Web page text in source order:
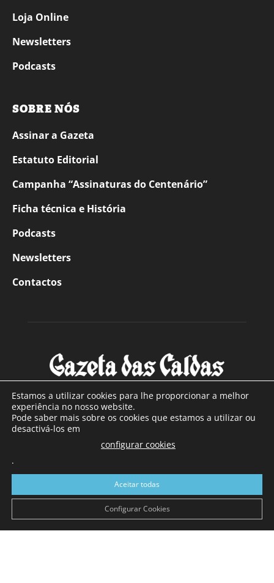
Loja Online
Newsletters
Podcasts
SOBRE NÓS
Assinar a Gazeta
Estatuto Editorial
Campanha “Assinaturas do Centenário”
Ficha técnica e História
Podcasts
Newsletters
Contactos
SOBRE NÓS
Com sede nas Caldas da Rainha e mais de 90 anos de
a sul de distrito de Leiria, com mais de 40.000 leitores por
toda a região Oeste. Jornal com distribuição em Portugal
Continental e assinatura online.
Estamos a utilizar cookies para lhe proporcionar a melhor
experiência no nosso website.
Pode saber mais sobre os cookies que estamos a utilizar ou
desactivá-los em
configurar cookies
.
Aceitar todas
Configurar Cookies